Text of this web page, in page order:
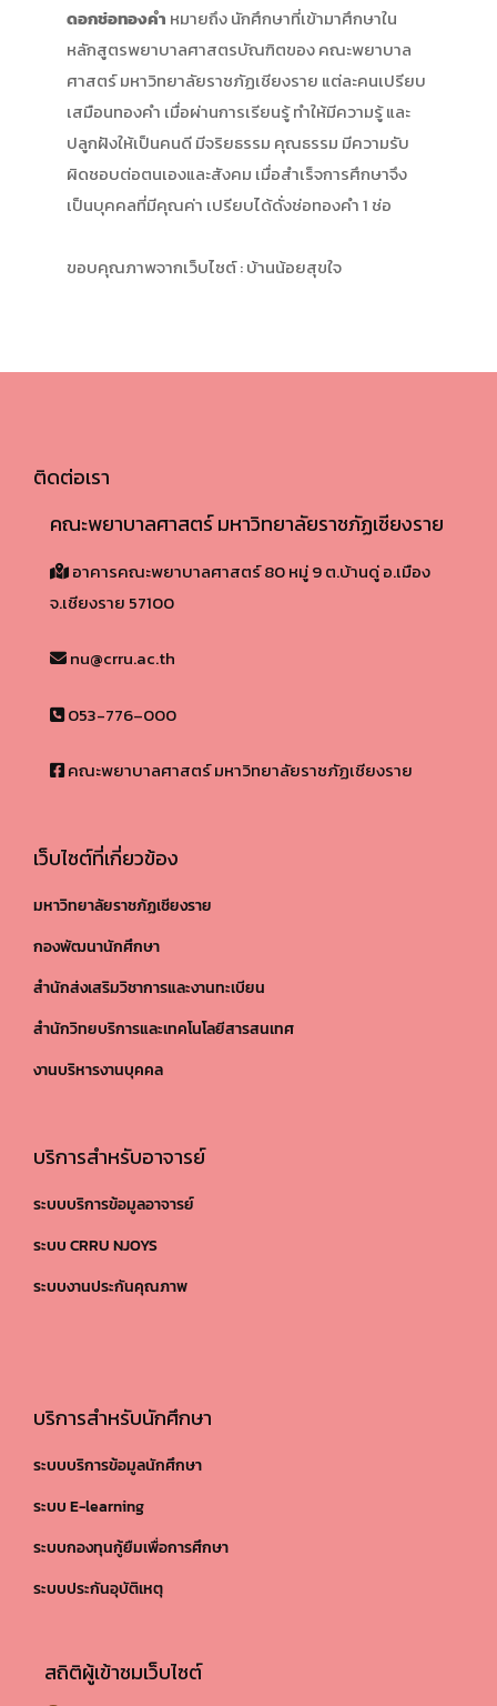
ดอกช่อทองคำ หมายถึง นักศึกษาที่เข้ามาศึกษาใน
หลักสูตรพยาบาลศาสตรบัณฑิตของ คณะพยาบาล
ศาสตร์ มหาวิทยาลัยราชภัฏเชียงราย แต่ละคนเปรียบ
เสมือนทองคำ เมื่อผ่านการเรียนรู้ ทำให้มีความรู้ และ
ปลูกฝังให้เป็นคนดี มีจริยธรรม คุณธรรม มีความรับ
ผิดชอบต่อตนเองและสังคม เมื่อสำเร็จการศึกษาจึง
เป็นบุคคลที่มีคุณค่า เปรียบได้ดั่งช่อทองคำ 1 ช่อ
ขอบคุณภาพจากเว็บไซต์ :บ้านน้อยสุขใจ
ติดต่อเรา
คณะพยาบาลศาสตร์ มหาวิทยาลัยราชภัฏเชียงราย
อาคารคณะพยาบาลศาสตร์ 80 หมู่ 9 ต.บ้านดู่ อ.เมือง
จ.เชียงราย 57100​
nu@crru.ac.th
053-776–000
คณะพยาบาลศาสตร์ มหาวิทยาลัยราชภัฏเชียงราย
เว็บไซต์ที่เกี่ยวข้อง
มหาวิทยาลัยราชภัฏเชียงราย
กองพัฒนานักศึกษา
สำนักส่งเสริมวิชาการและงานทะเบียน
สำนักวิทยบริการและเทคโนโลยีสารสนเทศ
งานบริหารงานบุคคล
บริการสำหรับอาจารย์
ระบบบริการข้อมูลอาจารย์
ระบบ CRRU NJOYS
ระบบงานประกันคุณภาพ
บริการสำหรับนักศึกษา
ระบบบริการข้อมูลนักศึกษา
ระบบ E-learning
ระบบกองทุนกู้ยืมเพื่อการศึกษา
ระบบประกันอุบัติเหตุ
สถิติผู้เข้าชมเว็บไซต์